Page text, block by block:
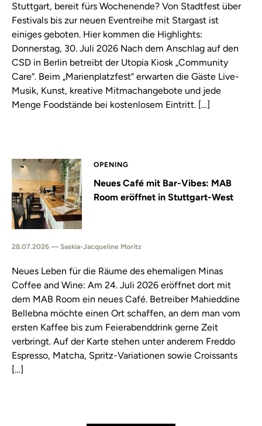
Stuttgart, bereit fürs Wochenende? Von Stadtfest über
Festivals bis zur neuen Eventreihe mit Stargast ist
einiges geboten. Hier kommen die Highlights:
Donnerstag, 30. Juli 2026 Nach dem Anschlag auf den
CSD in Berlin betreibt der Utopia Kiosk „Community
Care“. Beim „Marienplatzfest“ erwarten die Gäste Live-
Musik, Kunst, kreative Mitmachangebote und jede
Menge Foodstände bei kostenlosem Eintritt. […]
OPENING
Neues Café mit Bar-Vibes: MAB
Room eröffnet in Stuttgart-West
28.07.2026 — Saskia-Jacqueline Moritz
Neues Leben für die Räume des ehemaligen Minas
Coffee and Wine: Am 24. Juli 2026 eröffnet dort mit
dem MAB Room ein neues Café. Betreiber Mahieddine
Bellebna möchte einen Ort schaffen, an dem man vom
ersten Kaffee bis zum Feierabenddrink gerne Zeit
verbringt. Auf der Karte stehen unter anderem Freddo
Espresso, Matcha, Spritz-Variationen sowie Croissants
[…]